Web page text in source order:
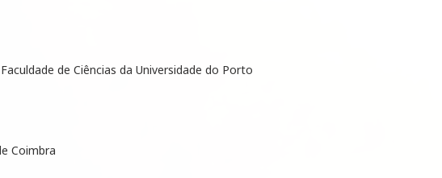
de Ciências da Universidade do Porto
Coimbra